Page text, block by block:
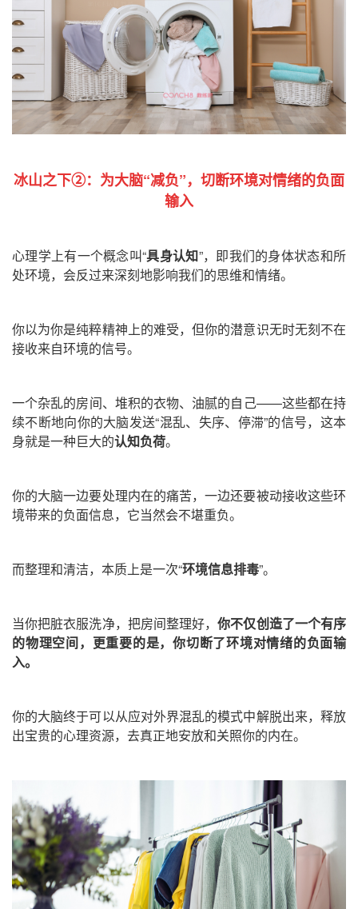
冰山之下②： 为大脑“减负”，切断环境对情绪的负面
输入
心理学上有一个概念叫“具身认知”，即我们的身体状态和所
处环境，会反过来深刻地影响我们的思维和情绪。
你以为你是纯粹精神上的难受，但你的潜意识无时无刻不在
接收来自环境的信号。
一个杂乱的房间、堆积的衣物、油腻的自己——这些都在持
续不断地向你的大脑发送“混乱、失序、停滞”的信号，这本
身就是一种巨大的认知负荷。
你的大脑一边要处理内在的痛苦，一边还要被动接收这些环
境带来的负面信息，它当然会不堪重负。
而整理和清洁，本质上是一次“环境信息排毒”。
当你把脏衣服洗净，把房间整理好，你不仅创造了一个有序
的物理空间，更重要的是，你切断了环境对情绪的负面输
入。
你的大脑终于可以从应对外界混乱的模式中解脱出来，释放
出宝贵的心理资源，去真正地安放和关照你的内在。